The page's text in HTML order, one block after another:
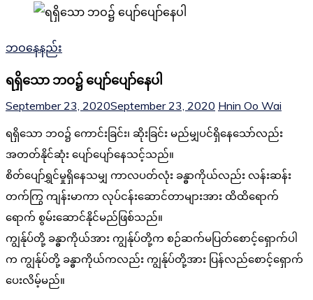
ဘဝနေနည်း
ရရှိသော ဘဝ၌ ပျော်ပျော်နေပါ
September 23, 2020September 23, 2020 Hnin Oo Wai
ရရှိသော ဘဝ၌ ကောင်းခြင်း၊ ဆိုးခြင်း မည်မျှပင်ရှိနေသော်လည်း
အတတ်နိုင်ဆုံး ပျော်ပျော်နေသင့်သည်။
စိတ်ပျော်ရွှင်မှုရှိနေသမျှ ကာလပတ်လုံး ခန္ဓာကိုယ်လည်း လန်းဆန်း
တက်ကြွ ကျန်းမာကာ လုပ်ငန်းဆောင်တာများအား ထိထိရောက်
ရောက် စွမ်းဆောင်နိုင်မည်ဖြစ်သည်။
ကျွန်ုပ်တို့ ခန္ဓာကိုယ်အား ကျွန်ုပ်တို့က စဉ်ဆက်မပြတ်စောင့်ရှောက်ပါ
က ကျွန်ုပ်တို့ ခန္ဓာကိုယ်ကလည်း ကျွန်ုပ်တို့အား ပြန်လည်စောင့်ရှောက်
ပေးလိမ့်မည်။